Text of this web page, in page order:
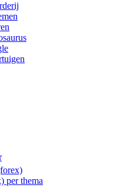
per thema